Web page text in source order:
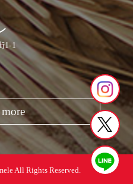
1-1
All Rights Reserved.